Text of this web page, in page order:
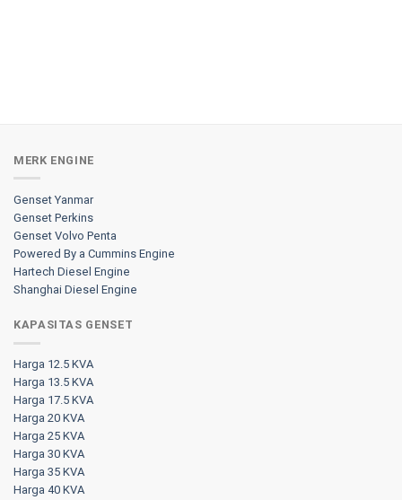
MERK ENGINE
Genset Yanmar
Genset Perkins
Genset Volvo Penta
Powered By a Cummins Engine
Hartech Diesel Engine
Shanghai Diesel Engine
KAPASITAS GENSET
Harga 12.5 KVA
Harga 13.5 KVA
Harga 17.5 KVA
Harga 20 KVA
Harga 25 KVA
Harga 30 KVA
Harga 35 KVA
Harga 40 KVA